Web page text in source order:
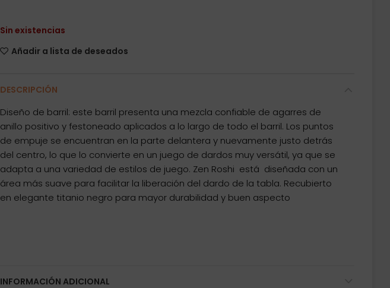
Sin existencias
Añadir a lista de deseados
DESCRIPCIÓN
Diseño de barril: este barril presenta una mezcla confiable de agarres de
anillo positivo y festoneado aplicados a lo largo de todo el barril. Los puntos
de empuje se encuentran en la parte delantera y nuevamente justo detrás
del centro, lo que lo convierte en un juego de dardos muy versátil, ya que se
adapta a una variedad de estilos de juego. Zen Roshi está diseñada con un
área más suave para facilitar la liberación del dardo de la tabla. Recubierto
en elegante titanio negro para mayor durabilidad y buen aspecto
INFORMACIÓN ADICIONAL